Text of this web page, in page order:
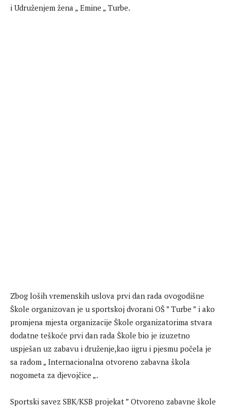
i Udruženjem žena „ Emine „ Turbe.
Zbog loših vremenskih uslova prvi dan rada ovogodišne
Škole organizovan je u sportskoj dvorani OŠ ” Turbe ” i ako
promjena mjesta organizacije Škole organizatorima stvara
dodatne teškoće prvi dan rada Škole bio je izuzetno
uspješan uz zabavu i druženje,kao iigru i pjesmu počela je
sa radom „ Internacionalna otvoreno zabavna škola
nogometa za djevojčice „.
Sportski savez SBK/KSB projekat ” Otvoreno zabavne škole